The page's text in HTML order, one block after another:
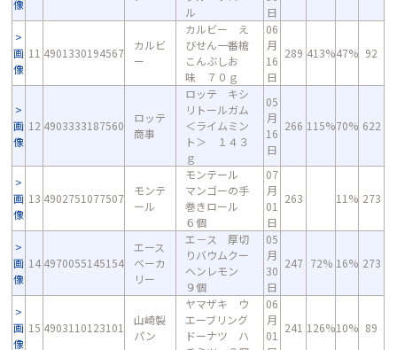
像
ル
日
画
像
11 4901330194567
カルビ
ー
カルビー え
びせん一番槍
こんぶしお
味 ７０ｇ
06
月
16
日
289 413%47% 92
画
像
12 4903333187560
ロッテ
商事
ロッテ キシ
リトールガム
＜ライムミン
ト＞ １４３
ｇ
05
月
16
日
266 115%70% 622
画
像
13 4902751077507
モンテ
ール
モンテール
マンゴーの手
巻きロール
６個
07
月
01
日
263 11% 273
画
像
14 4970055145154
エース
ベーカ
リー
エ－ス 厚切
りバウムクー
ヘンレモン
９個
05
月
30
日
247 72% 16% 273
画
像
15 4903110123101
山崎製
パン
ヤマザキ ウ
エーブリング
ドーナツ ハ
06
月
01
241 126%10% 89